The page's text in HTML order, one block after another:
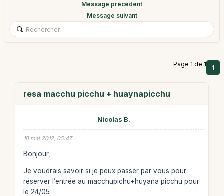
Message précédent
Message suivant
Page 1 de 1 1
resa macchu picchu + huaynapicchu
Nicolas B.
10 mai 2012, 05:47
Bonjour,
Je voudrais savoir si je peux passer par vous pour
réserver l’entrée au macchupichu+huyana picchu pour
le 24/05